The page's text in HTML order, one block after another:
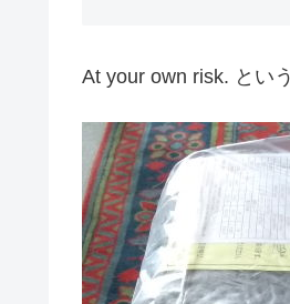
At your own risk. とい